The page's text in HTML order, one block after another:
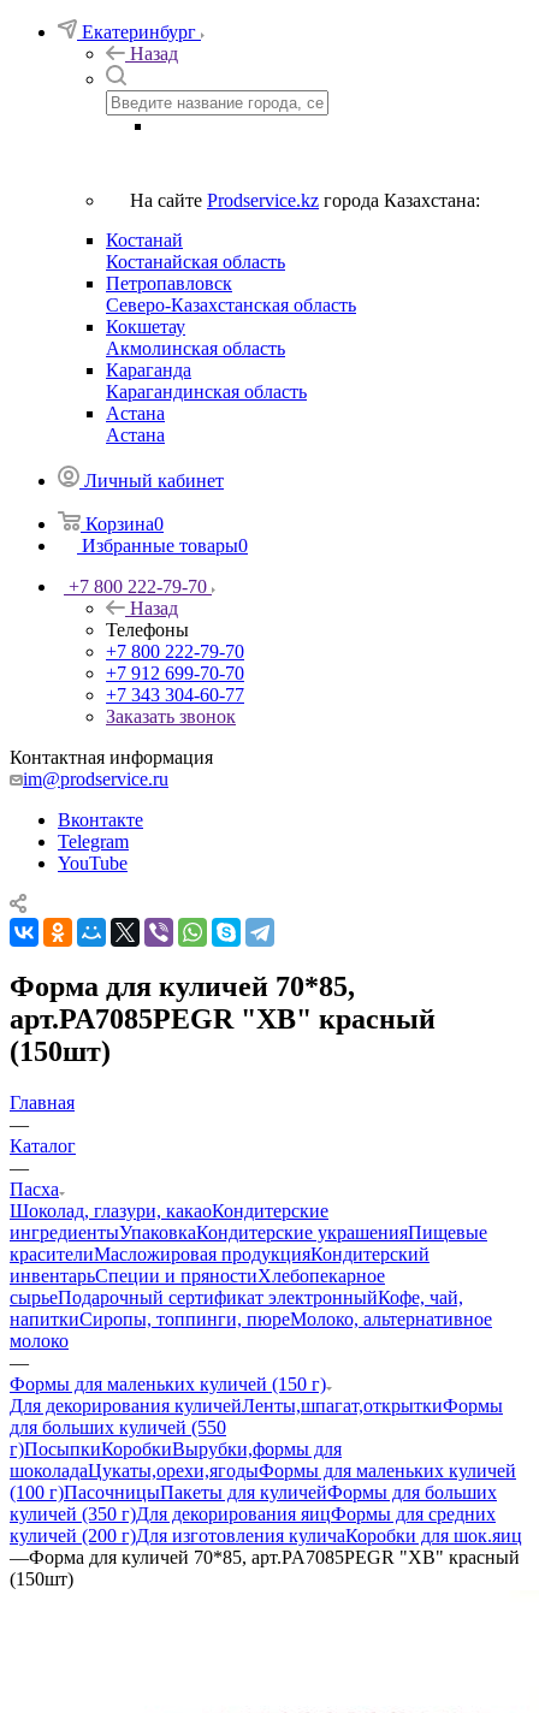
Екатеринбург
Назад
На сайте Prodservice.kz города Казахстана:
Костанай
Костанайская область
Петропавловск
Северо-Казахстанская область
Кокшетау
Акмолинская область
Караганда
Карагандинская область
Астана
Астана
Личный кабинет
Корзина0
Избранные товары0
+7 800 222-79-70
Назад
Телефоны
+7 800 222-79-70
+7 912 699-70-70
+7 343 304-60-77
Заказать звонок
Контактная информация
im@prodservice.ru
Вконтакте
Telegram
YouTube
Форма для куличей 70*85,
арт.PA7085PEGR "ХВ" красный
(150шт)
Главная
—
Каталог
—
Пасха
Шоколад, глазури, какаоКондитерские
ингредиентыУпаковкаКондитерские украшенияПищевые
красителиМасложировая продукцияКондитерский
инвентарьСпеции и пряностиХлебопекарное
сырьеПодарочный сертификат электронныйКофе, чай,
напиткиСиропы, топпинги, пюреМолоко, альтернативное
молоко
—
Формы для маленьких куличей (150 г)
Для декорирования куличейЛенты,шпагат,открыткиФормы
для больших куличей (550
г)ПосыпкиКоробкиВырубки,формы для
шоколадаЦукаты,орехи,ягодыФормы для маленьких куличей
(100 г)ПасочницыПакеты для куличейФормы для больших
куличей (350 г)Для декорирования яицФормы для средних
куличей (200 г)Для изготовления куличаКоробки для шок.яиц
—Форма для куличей 70*85, арт.PA7085PEGR "ХВ" красный
(150шт)